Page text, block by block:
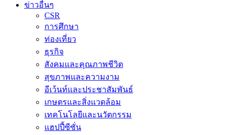
ข่าวอื่นๆ
CSR
การศึกษา
ท่องเที่ยว
ธุรกิจ
สังคมและคุณภาพชีวิต
สุขภาพและความงาม
อีเว้นท์และประชาสัมพันธ์
เกษตรและสิ่งแวดล้อม
เทคโนโลยีและนวัตกรรม
แฮปปี้ซีซั่น